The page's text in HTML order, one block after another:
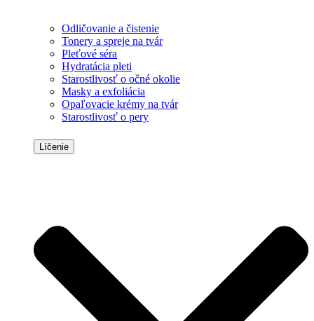
Odličovanie a čistenie
Tonery a spreje na tvár
Pleťové séra
Hydratácia pleti
Starostlivosť o očné okolie
Masky a exfoliácia
Opaľovacie krémy na tvár
Starostlivosť o pery
Líčenie